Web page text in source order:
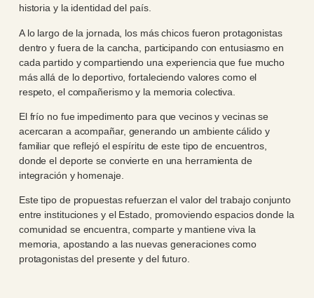
historia y la identidad del país.
A lo largo de la jornada, los más chicos fueron protagonistas
dentro y fuera de la cancha, participando con entusiasmo en
cada partido y compartiendo una experiencia que fue mucho
más allá de lo deportivo, fortaleciendo valores como el
respeto, el compañerismo y la memoria colectiva.
El frío no fue impedimento para que vecinos y vecinas se
acercaran a acompañar, generando un ambiente cálido y
familiar que reflejó el espíritu de este tipo de encuentros,
donde el deporte se convierte en una herramienta de
integración y homenaje.
Este tipo de propuestas refuerzan el valor del trabajo conjunto
entre instituciones y el Estado, promoviendo espacios donde la
comunidad se encuentra, comparte y mantiene viva la
memoria, apostando a las nuevas generaciones como
protagonistas del presente y del futuro.